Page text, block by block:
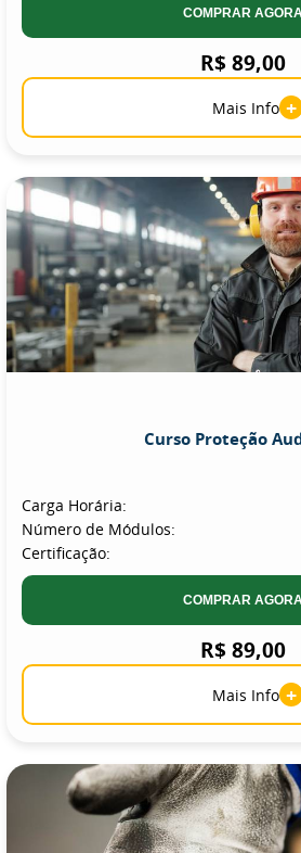
COMPRAR
R$ 89,00
Mais Info +
Curso Proteção
Carga Horária:
Número de Módulos:
Certificação:
COMPRAR
R$ 89,00
Mais Info +